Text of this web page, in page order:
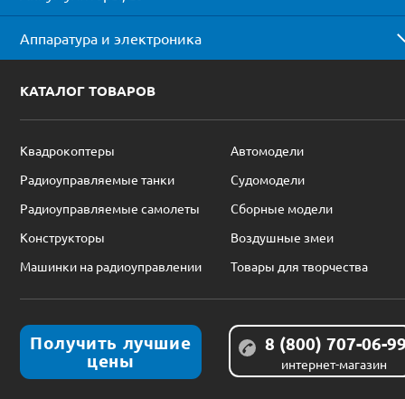
Аппаратура и электроника
КАТАЛОГ ТОВАРОВ
Квадрокоптеры
Автомодели
Радиоуправляемые танки
Судомодели
Радиоуправляемые самолеты
Сборные модели
Конструкторы
Воздушные змеи
Машинки на радиоуправлении
Товары для творчества
Получить лучшие
цены
8 (800) 707-06-
интернет-магазин